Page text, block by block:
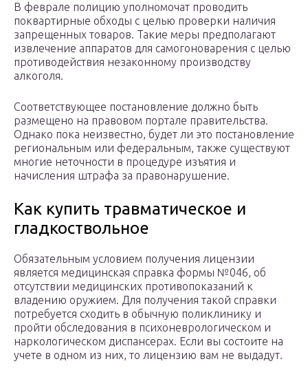
В феврале полицию уполномочат проводить
поквартирные обходы с целью проверки наличия
запрещенных товаров. Такие меры предполагают
извлечение аппаратов для самогоноварения с целью
противодействия незаконному производству
алкоголя.
Соответствующее постановление должно быть
размещено на правовом портале правительства.
Однако пока неизвестно, будет ли это постановление
региональным или федеральным, также существуют
многие неточности в процедуре изъятия и
начисления штрафа за правонарушение.
Как купить травматическое и
гладкоствольное
Обязательным условием получения лицензии
является медицинская справка формы №046, об
отсутствии медицинских противопоказаний к
владению оружием. Для получения такой справки
потребуется сходить в обычную поликлинику и
пройти обследования в психоневрологическом и
наркологическом диспансерах. Если вы состоите на
учете в одном из них, то лицензию вам не выдадут.